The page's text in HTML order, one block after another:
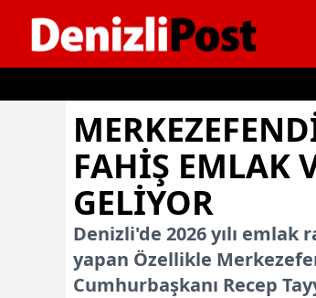
FAHIŞ EMLAK
GELIYOR
Denizli'de 2026 yılı
yapan Özellikle
Cumhurbaşkanı Recep